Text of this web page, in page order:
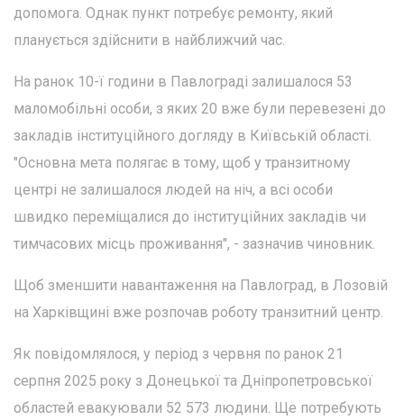
допомога. Однак пункт потребує ремонту, який
планується здійснити в найближчий час.
На ранок 10-ї години в Павлограді залишалося 53
маломобільні особи, з яких 20 вже були перевезені до
закладів інституційного догляду в Київській області.
"Основна мета полягає в тому, щоб у транзитному
центрі не залишалося людей на ніч, а всі особи
швидко переміщалися до інституційних закладів чи
тимчасових місць проживання", - зазначив чиновник.
Щоб зменшити навантаження на Павлоград, в Лозовій
на Харківщині вже розпочав роботу транзитний центр.
Як повідомлялося, у період з червня по ранок 21
серпня 2025 року з Донецької та Дніпропетровської
областей евакуювали 52 573 людини. Ще потребують